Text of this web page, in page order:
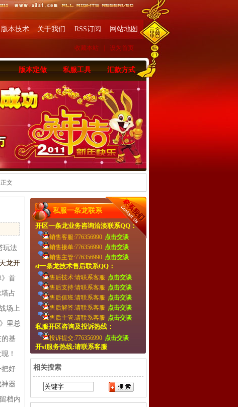
版本技术 关于我们 RSS订阅 网站地图
收藏本站 设为首页
版本定做 私服工具 汇款方式
文
玩法
天龙开
》首
占
场上
里总
的基
！
把好
器
档内
私服一条龙联系
开区一条龙业务咨询洽淡联系QQ：
销售客服:776356990 点击交谈
销售接单:776356990 点击交谈
销售主管:776356990 点击交谈
sf一条龙技术售后联系QQ：
售后技术:请联系客服 点击交谈
售后支持:请联系客服 点击交谈
售后值班:请联系客服 点击交谈
售后解答:请联系客服 点击交谈
售后主管:请联系客服 点击交谈
私服开区咨询及投诉热线：
投诉提交:776356990 点击交谈
开sf服务热线:请联系客服
相关搜索